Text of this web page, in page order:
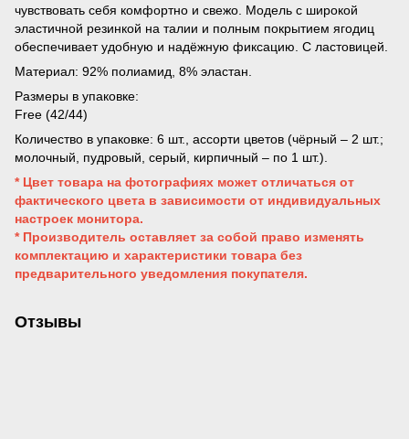
чувствовать себя комфортно и свежо. Модель с широкой
эластичной резинкой на талии и полным покрытием ягодиц
обеспечивает удобную и надёжную фиксацию. С ластовицей.
Материал: 92% полиамид, 8% эластан.
Размеры в упаковке:
Free (42/44)
Количество в упаковке: 6 шт., ассорти цветов (чёрный – 2 шт.;
молочный, пудровый, серый, кирпичный – по 1 шт.).
* Цвет товара на фотографиях может отличаться от
фактического цвета в зависимости от индивидуальных
настроек монитора.
* Производитель оставляет за собой право изменять
комплектацию и характеристики товара без
предварительного уведомления покупателя.
Отзывы